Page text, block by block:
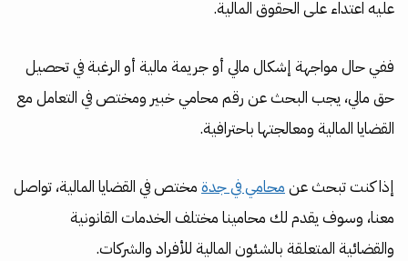
عليه اعتداء على الحقوق المالية.
ففي حال مواجهة إشكال مالي أو جريمة مالية أو الرغبة في تحصيل
حق مالي، يجب البحث عن رقم محامي خبير ومختص في التعامل مع
القضايا المالية ومعالجتها باحترافية.
إذا كنت تبحث عن محامي في جدة مختص في القضايا المالية، تواصل
معنا، وسوف يقدم لك محامينا مختلف الخدمات القانونية
والقضائية المتعلقة بالشئون المالية للأفراد والشركات.